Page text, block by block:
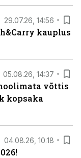
29.07.26, 14:56
kauplus
05.08.26, 14:37
võttis
kopsaka
04.08.26, 10:18